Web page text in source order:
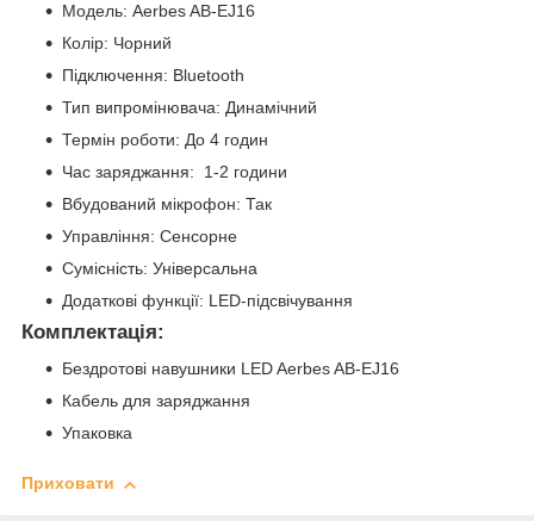
Модель: Aerbes AB-EJ16
Колір: Чорний
Підключення: Bluetooth
Тип випромінювача: Динамічний
Термін роботи: До 4 годин
Час заряджання: 1-2 години
Вбудований мікрофон: Так
Управління: Сенсорне
Сумісність: Універсальна
Додаткові функції: LED-підсвічування
Комплектація:
Бездротові навушники LED Aerbes AB-EJ16
Кабель для заряджання
Упаковка
Приховати